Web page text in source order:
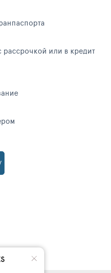
рассрочкой или в кредит